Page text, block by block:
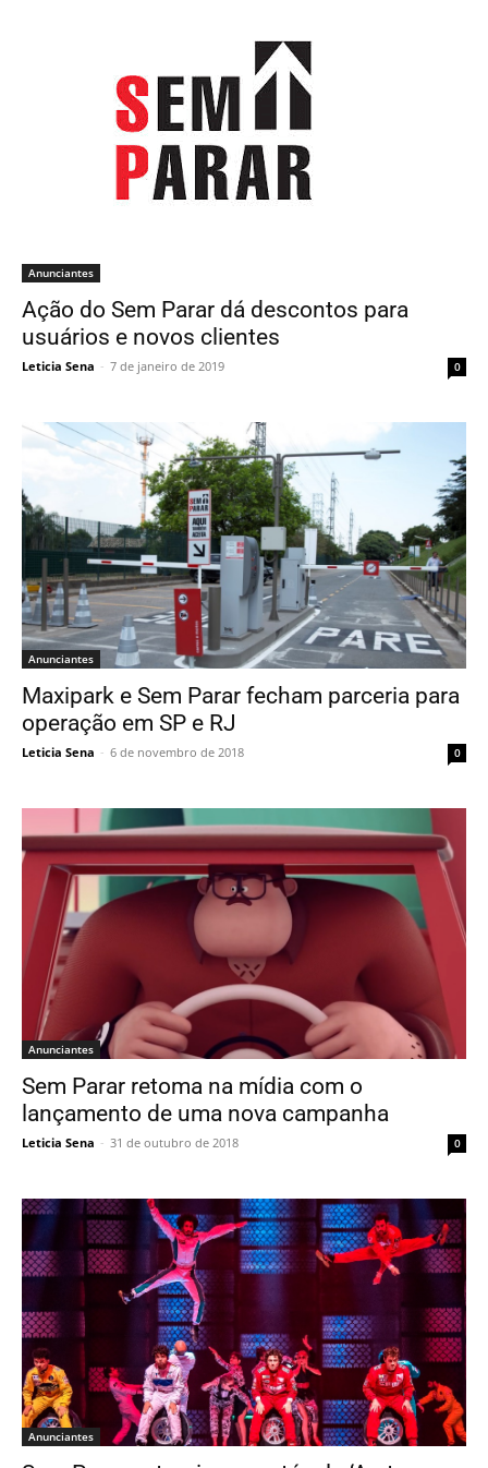
Anunciantes
Ação do Sem Parar dá descontos para
usuários e novos clientes
Leticia Sena - 7 de janeiro de 2019 0
Anunciantes
Maxipark e Sem Parar fecham parceria para
operação em SP e RJ
Leticia Sena - 6 de novembro de 2018 0
Anunciantes
Sem Parar retoma na mídia com o
lançamento de uma nova campanha
Leticia Sena - 31 de outubro de 2018 0
Anunciantes